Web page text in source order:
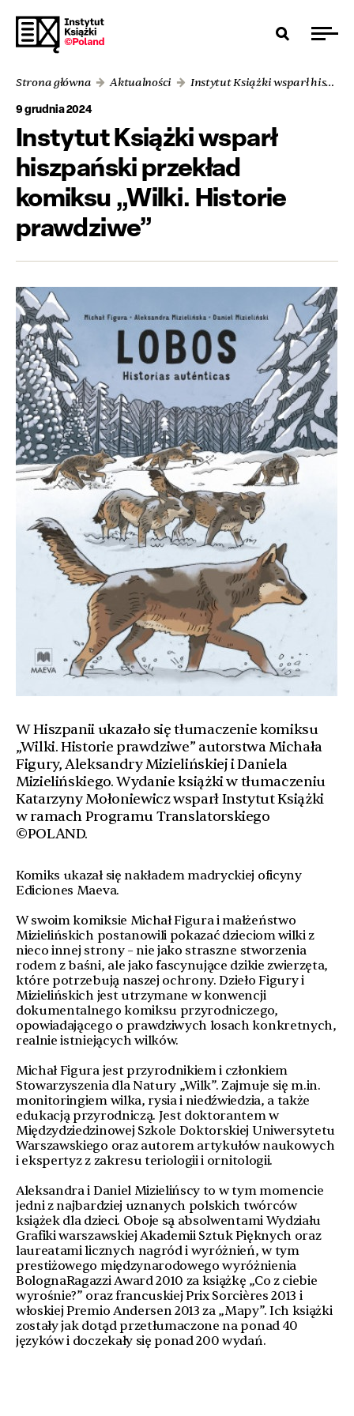
Strona główna Aktualności Instytut Książki wsparł hiszpański przekład komiksu „Wilki. Historie prawdziwe”
9 grudnia 2024
Instytut Książki wsparł
hiszpański przekład
komiksu „Wilki. Historie
prawdziwe”
W Hiszpanii ukazało się tłumaczenie komiksu
„Wilki. Historie prawdziwe” autorstwa Michała
Figury, Aleksandry Mizielińskiej i Daniela
Mizielińskiego. Wydanie książki w tłumaczeniu
Katarzyny Mołoniewicz wsparł Instytut Książki
w ramach Programu Translatorskiego
©POLAND.
Komiks ukazał się nakładem madryckiej oficyny
Ediciones Maeva.
W swoim komiksie Michał Figura i małżeństwo
Mizielińskich postanowili pokazać dzieciom wilki z
nieco innej strony – nie jako straszne stworzenia
rodem z baśni, ale jako fascynujące dzikie zwierzęta,
które potrzebują naszej ochrony. Dzieło Figury i
Mizielińskich jest utrzymane w konwencji
dokumentalnego komiksu przyrodniczego,
opowiadającego o prawdziwych losach konkretnych,
realnie istniejących wilków.
Michał Figura jest przyrodnikiem i członkiem
Stowarzyszenia dla Natury „Wilk”. Zajmuje się m.in.
monitoringiem wilka, rysia i niedźwiedzia, a także
edukacją przyrodniczą. Jest doktorantem w
Międzydziedzinowej Szkole Doktorskiej Uniwersytetu
Warszawskiego oraz autorem artykułów naukowych
i ekspertyz z zakresu teriologii i ornitologii.
Aleksandra i Daniel Mizielińscy to w tym momencie
jedni z najbardziej uznanych polskich twórców
książek dla dzieci. Oboje są absolwentami Wydziału
Grafiki warszawskiej Akademii Sztuk Pięknych oraz
laureatami licznych nagród i wyróżnień, w tym
prestiżowego międzynarodowego wyróżnienia
BolognaRagazzi Award 2010 za książkę „Co z ciebie
wyrośnie?” oraz francuskiej Prix Sorcières 2013 i
włoskiej Premio Andersen 2013 za „Mapy”. Ich książki
zostały jak dotąd przetłumaczone na ponad 40
języków i doczekały się ponad 200 wydań.